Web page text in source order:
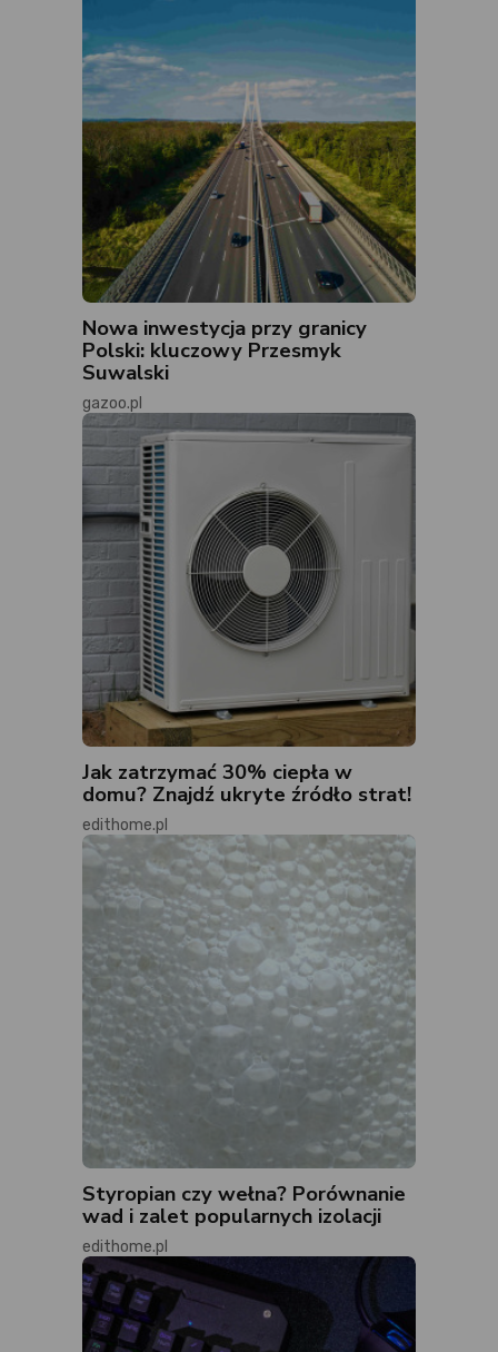
Nowa inwestycja przy granicy
Polski: kluczowy Przesmyk
Suwalski
gazoo.pl
Jak zatrzymać 30% ciepła w
domu? Znajdź ukryte źródło strat!
edithome.pl
Styropian czy wełna? Porównanie
wad i zalet popularnych izolacji
edithome.pl